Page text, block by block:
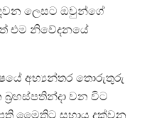
ලෙසට ඔවුන්ගේ
එම නිවේදනයේ
අභ්‍යන්තර තොරුතුරු
වන විට
මෛත්‍රිට සහාය දක්වන